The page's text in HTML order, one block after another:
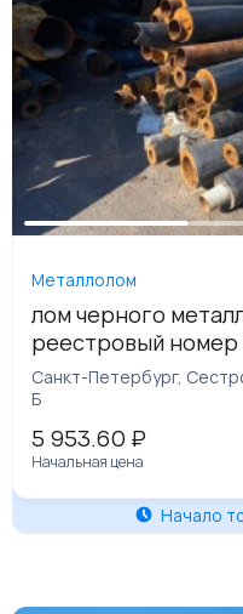
Металлолом
лом черного
реестровый
Санкт-Петербург,
Б
5 953.60 ₽
Начальная цена
Начало